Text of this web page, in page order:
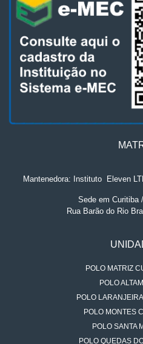
Mantenedora: Instituto. Eleven
Sede em Curitiba
Rua Barão do Rio
POLO MATRIZ
POLO
POLO
POLO MONTES
POLO SANTA
POLO QUEDAS